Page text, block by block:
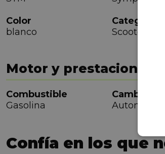
Color
blanco
Categoría
Scooter
Motor y prestaciones
Combustible
Gasolina
Cambio
Confía en los que